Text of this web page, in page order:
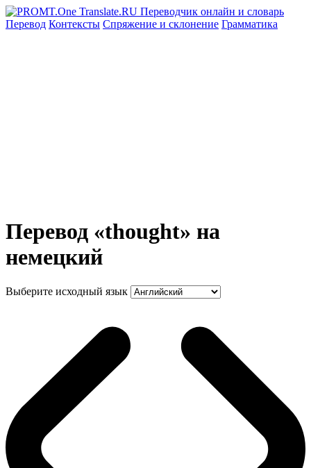
Перевод Контексты Спряжение и склонение Грамматика
Перевод «thought» на
немецкий
Выберите исходный язык